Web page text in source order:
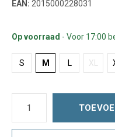
EAN: 2015000228031
Op voorraad - Voor 17:00
S M L XL